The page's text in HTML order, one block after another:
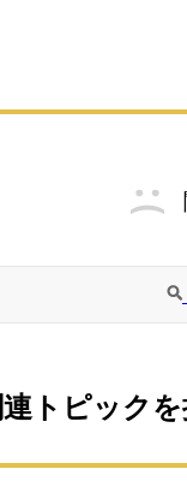
連トピック